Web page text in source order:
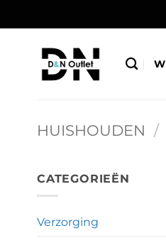
naar
HUISHOUDEN /
CATEGORIEËN
Verzorging